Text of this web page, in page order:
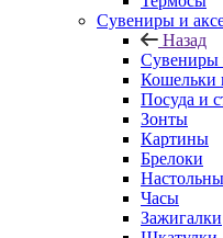
Сувениры и
Назад
Сувениры
Кошельки
Посуда и
Зонты
Картины
Брелоки
Часы
Зажигалки